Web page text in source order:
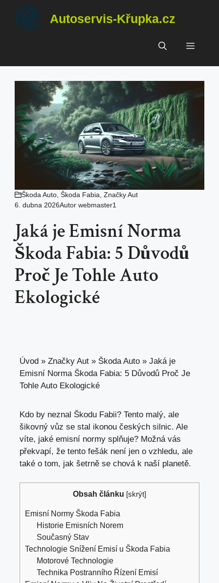
Přeskočit
obsah
Autoservis-Křupka.cz
Menu
Škoda Auto Škoda Fabia Značky Aut
6. dubna 2026Autor webmaster1
Jaká je Emisní Norma
Škoda Fabia: 5 Důvodů
Proč Je Tohle Auto
Ekologické
Úvod » Značky Aut » Škoda Auto » Jaká je
Emisní Norma Škoda Fabia: 5 Důvodů Proč Je
Tohle Auto Ekologické
Kdo by neznal Škodu Fabii? Tento malý, ale
šikovný vůz se stal ikonou českých silnic. Ale
víte, jaké emisní normy splňuje? Možná vás
překvapí, že tento fešák není jen o vzhledu, ale
také o tom, jak šetrně se chová k naší planetě.
Obsah článku [skrýt]
Emisní Normy Škoda Fabia
Historie Emisních Norem
Současný Stav
Technologie Snížení Emisí u Škoda Fabia
Motorové Technologie
Technika Postranního Řízení Emisí